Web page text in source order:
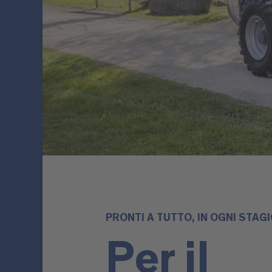
PRONTI A TUTTO, IN OGNI
Per il